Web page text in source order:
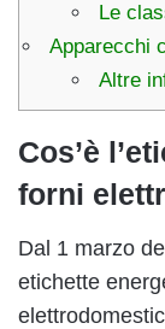
Le
Apparecchi
Altre
Cos’è
forni
Dal 1 marzo
etichette